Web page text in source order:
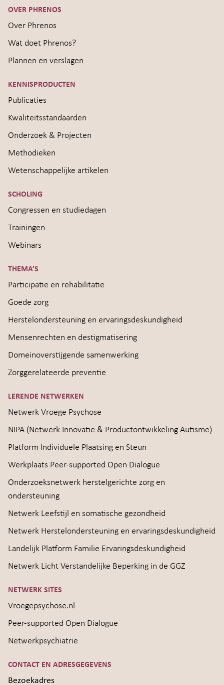
OVER PHRENOS
Over Phrenos
Wat doet Phrenos?
Plannen en verslagen
KENNISPRODUCTEN
Publicaties
Kwaliteitsstandaarden
Onderzoek & Projecten
Methodieken
Wetenschappelijke artikelen
SCHOLING
Congressen en studiedagen
Trainingen
Webinars
THEMA’S
Participatie en rehabilitatie
Goede zorg
Herstelondersteuning en ervaringsdeskundigheid
Mensenrechten en destigmatisering
Domeinoverstijgende samenwerking
Zorggerelateerde preventie
LERENDE NETWERKEN
Netwerk Vroege Psychose
NIPA (Netwerk Innovatie & Productontwikkeling Autisme)
Platform Individuele Plaatsing en Steun
Werkplaats Peer-supported Open Dialogue
Onderzoeksnetwerk herstelgerichte zorg en
ondersteuning
Netwerk Leefstijl en somatische gezondheid
Netwerk Herstelondersteuning en ervaringsdeskundigheid
Landelijk Platform Familie Ervaringsdeskundigheid
Netwerk Licht Verstandelijke Beperking in de GGZ
NETWERK SITES
Vroegepsychose.nl
Peer-supported Open Dialogue
Netwerkpsychiatrie
CONTACT EN ADRESGEGEVENS
Bezoekadres